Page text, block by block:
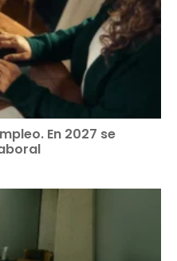
En 2027 se